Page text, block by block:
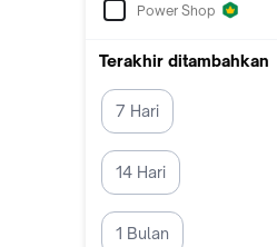
Power Shop
Terakhir ditambahkan
7 Hari
14 Hari
1 Bulan